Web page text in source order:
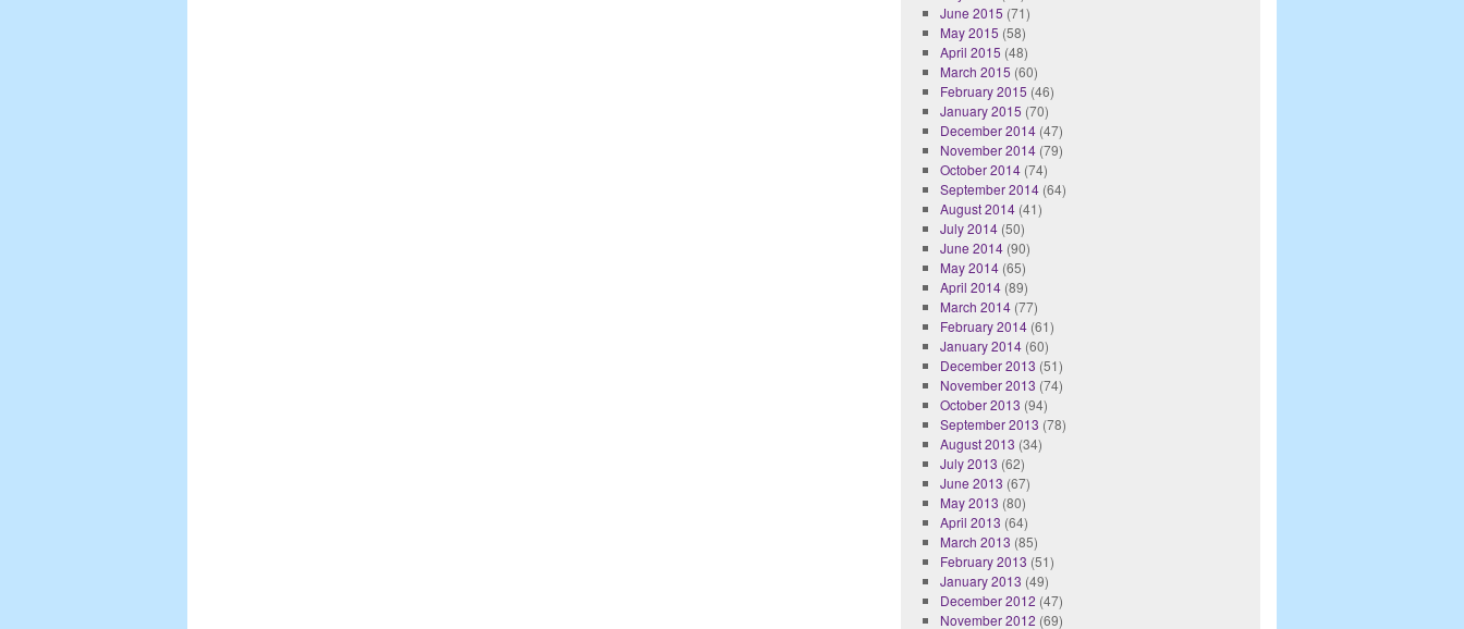
June 2015 (71)
May 2015 (58)
April 2015 (48)
March 2015 (60)
February 2015 (46)
January 2015 (70)
December 2014(47)
November 2014(79)
October 2014(74)
September 2014(64)
August 2014(41)
July 2014(50)
June 2014(90)
May 2014(65)
April 2014(89)
March 2014(77)
February 2014(61)
January 2014(60)
December 2013 (51)
November 2013 (74)
October 2013 (94)
September 2013 (78)
August 2013 (34)
July 2013 (62)
June 2013 (67)
May 2013 (80)
April 2013 (64)
March 2013 (85)
February 2013 (51)
January 2013 (49)
December 2012 (47)
November 2012 (69)